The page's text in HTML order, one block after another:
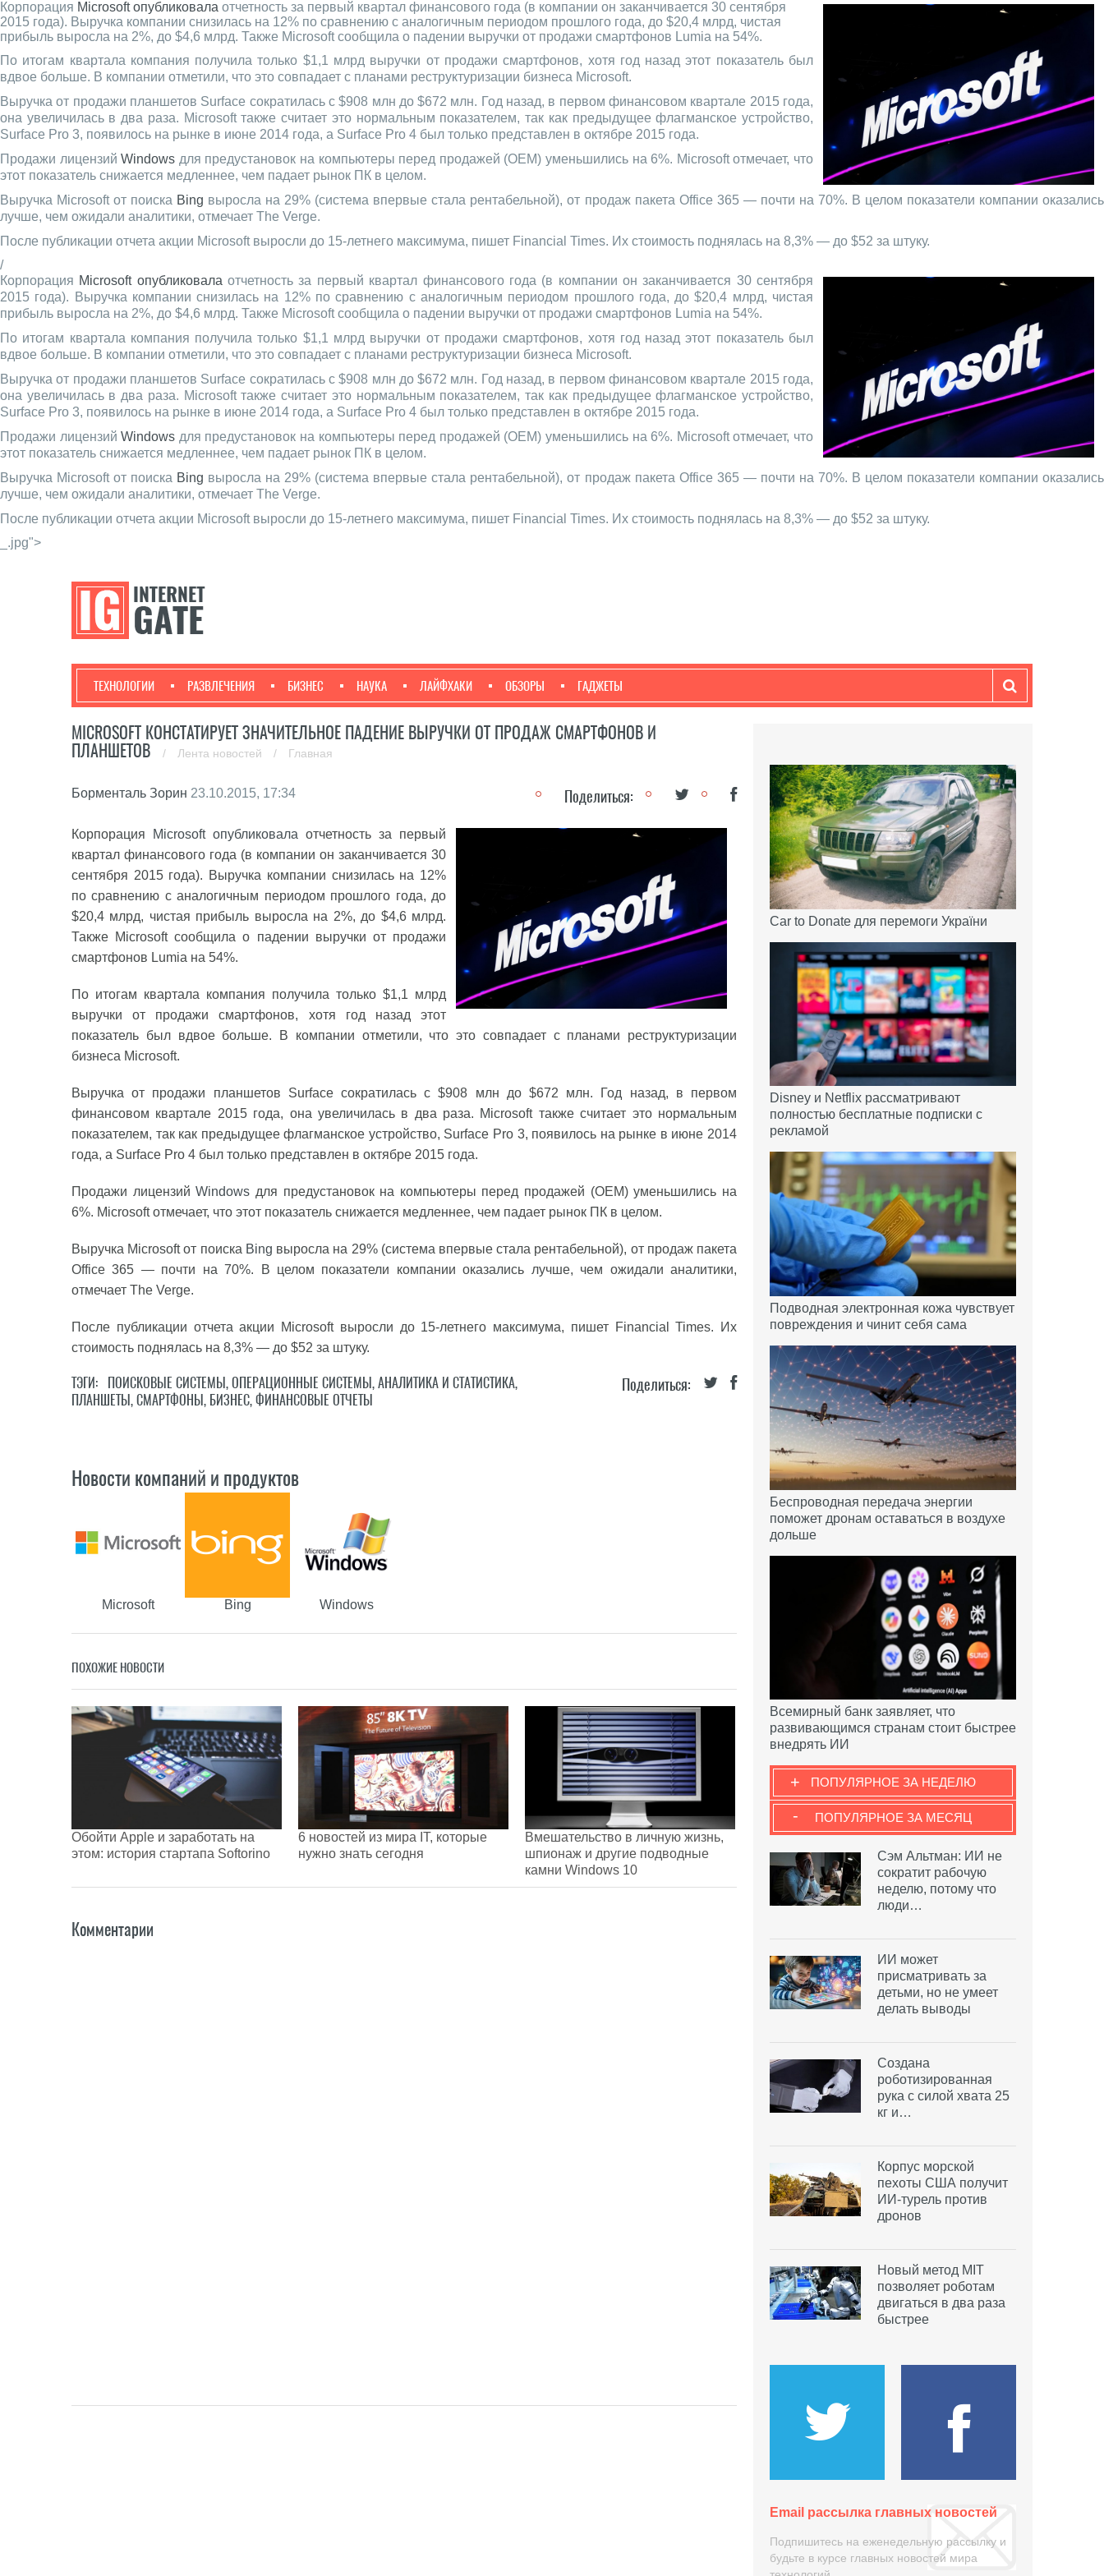
Корпорация Microsoft опубликовала отчетность за первый квартал финансового года (в компании он заканчивается 30 сентября
2015 года). Выручка компании снизилась на 12% по сравнению с аналогичным периодом прошлого года, до $20,4 млрд, чистая
прибыль выросла на 2%, до $4,6 млрд. Также Microsoft сообщила о падении выручки от продажи смартфонов Lumia на 54%.
По итогам квартала компания получила только $1,1 млрд выручки от продажи смартфонов, хотя год назад этот показатель был
вдвое больше. В компании отметили, что это совпадает с планами реструктуризации бизнеса Microsoft.
Выручка от продажи планшетов Surface сократилась с $908 млн до $672 млн. Год назад, в первом финансовом квартале 2015 года,
она увеличилась в два раза. Microsoft также считает это нормальным показателем, так как предыдущее флагманское устройство,
Surface Pro 3, появилось на рынке в июне 2014 года, а Surface Pro 4 был только представлен в октябре 2015 года.
Продажи лицензийWindows для предустановок на компьютеры перед продажей (OEM) уменьшились на 6%. Microsoft отмечает, что
этот показатель снижается медленнее, чем падает рынок ПК в целом.
Выручка Microsoft от поиска Bing выросла на 29% (система впервые стала рентабельной), от продаж пакета Office 365 — почти на 70%. В целом показатели компании оказались
лучше, чем ожидали аналитики, отмечает The Verge.
После публикации отчета акции Microsoft выросли до 15-летнего максимума, пишет Financial Times. Их стоимость поднялась на 8,3% — до $52 за штуку.
/
Корпорация Microsoft опубликовала отчетность за первый квартал финансового года (в компании он заканчивается 30 сентября
2015 года). Выручка компании снизилась на 12% по сравнению с аналогичным периодом прошлого года, до $20,4 млрд, чистая
прибыль выросла на 2%, до $4,6 млрд. Также Microsoft сообщила о падении выручки от продажи смартфонов Lumia на 54%.
По итогам квартала компания получила только $1,1 млрд выручки от продажи смартфонов, хотя год назад этот показатель был
вдвое больше. В компании отметили, что это совпадает с планами реструктуризации бизнеса Microsoft.
Выручка от продажи планшетов Surface сократилась с $908 млн до $672 млн. Год назад, в первом финансовом квартале 2015 года,
она увеличилась в два раза. Microsoft также считает это нормальным показателем, так как предыдущее флагманское устройство,
Surface Pro 3, появилось на рынке в июне 2014 года, а Surface Pro 4 был только представлен в октябре 2015 года.
Продажи лицензийWindows для предустановок на компьютеры перед продажей (OEM) уменьшились на 6%. Microsoft отмечает, что
этот показатель снижается медленнее, чем падает рынок ПК в целом.
Выручка Microsoft от поиска Bing выросла на 29% (система впервые стала рентабельной), от продаж пакета Office 365 — почти на 70%. В целом показатели компании оказались
лучше, чем ожидали аналитики, отмечает The Verge.
После публикации отчета акции Microsoft выросли до 15-летнего максимума, пишет Financial Times. Их стоимость поднялась на 8,3% — до $52 за штуку.
_.jpg">
ТЕХНОЛОГИИ РАЗВЛЕЧЕНИЯ БИЗНЕС НАУКА ЛАЙФХАКИ ОБЗОРЫ ГАДЖЕТЫ
MICROSOFT КОНСТАТИРУЕТ ЗНАЧИТЕЛЬНОЕ ПАДЕНИЕ ВЫРУЧКИ ОТ ПРОДАЖ СМАРТФОНОВ И
ПЛАНШЕТОВ
/ Лента новостей / Главная
Борменталь Зорин 23.10.2015, 17:34 Поделиться:
Корпорация Microsoft опубликовала отчетность за первый
квартал финансового года (в компании он заканчивается 30
сентября 2015 года). Выручка компании снизилась на 12%
по сравнению с аналогичным периодом прошлого года, до
$20,4 млрд, чистая прибыль выросла на 2%, до $4,6 млрд.
Также Microsoft сообщила о падении выручки от продажи
смартфонов Lumia на 54%.
По итогам квартала компания получила только $1,1 млрд
выручки от продажи смартфонов, хотя год назад этот
показатель был вдвое больше. В компании отметили, что это совпадает с планами реструктуризации
бизнеса Microsoft.
Выручка от продажи планшетов Surface сократилась с $908 млн до $672 млн. Год назад, в первом
финансовом квартале 2015 года, она увеличилась в два раза. Microsoft также считает это нормальным
показателем, так как предыдущее флагманское устройство, Surface Pro 3, появилось на рынке в июне 2014
года, а Surface Pro 4 был только представлен в октябре 2015 года.
Продажи лицензийWindows для предустановок на компьютеры перед продажей (OEM) уменьшились на
6%. Microsoft отмечает, что этот показатель снижается медленнее, чем падает рынок ПК в целом.
Выручка Microsoft от поиска Bing выросла на 29% (система впервые стала рентабельной), от продаж пакета
Office 365 — почти на 70%. В целом показатели компании оказались лучше, чем ожидали аналитики,
отмечает The Verge.
После публикации отчета акции Microsoft выросли до 15-летнего максимума, пишет Financial Times. Их
стоимость поднялась на 8,3% — до $52 за штуку.
Поделиться:
ТЭГИ: ПОИСКОВЫЕ СИСТЕМЫ,ОПЕРАЦИОННЫЕ СИСТЕМЫ,АНАЛИТИКА И СТАТИСТИКА,
ПЛАНШЕТЫ,СМАРТФОНЫ, БИЗНЕС,ФИНАНСОВЫЕ ОТЧЕТЫ
Новости компаний и продуктов
Microsoft Bing Windows
ПОХОЖИЕ НОВОСТИ
Обойти Apple и заработать на
этом: история стартапа Softorino
6 новостей из мира IT, которые
нужно знать сегодня
Вмешательство в личную жизнь,
шпионаж и другие подводные
камни Windows 10
Комментарии
Car to Donate для перемоги України
Disney и Netflix рассматривают
полностью бесплатные подписки с
рекламой
Подводная электронная кожа чувствует
повреждения и чинит себя сама
Беспроводная передача энергии
поможет дронам оставаться в воздухе
дольше
Всемирный банк заявляет, что
развивающимся странам стоит быстрее
внедрять ИИ
ПОПУЛЯРНОЕ ЗА НЕДЕЛЮ
+
ПОПУЛЯРНОЕ ЗА МЕСЯЦ
-
Сэм Альтман: ИИ не
сократит рабочую
неделю, потому что
люди…
ИИ может
присматривать за
детьми, но не умеет
делать выводы
Создана
роботизированная
рука с силой хвата 25
кг и…
Корпус морской
пехоты США получит
ИИ-турель против
дронов
Новый метод MIT
позволяет роботам
двигаться в два раза
быстрее
Email рассылка главных новостей
Подпишитесь на еженедельную рассылку и
будьте в курсе главных новостей мира